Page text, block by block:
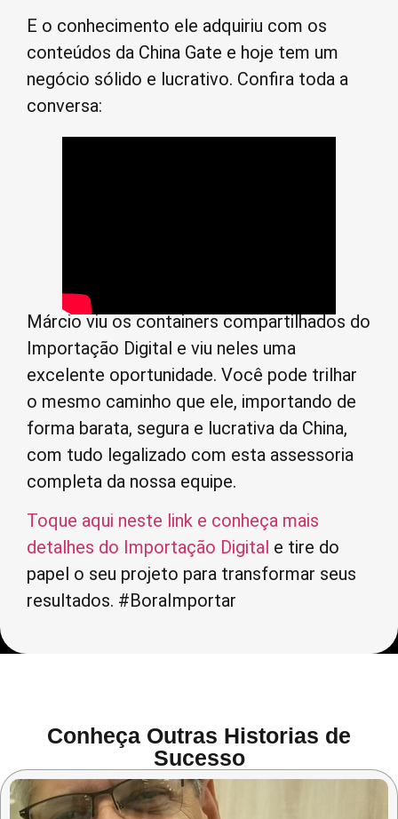
E o conhecimento ele adquiriu com os
conteúdos da China Gate e hoje tem um
negócio sólido e lucrativo. Confira toda a
conversa:
Márcio viu os containers compartilhados do
Importação Digital e viu neles uma
excelente oportunidade. Você pode trilhar
o mesmo caminho que ele, importando de
forma barata, segura e lucrativa da China,
com tudo legalizado com esta assessoria
completa da nossa equipe.
Toque aqui neste link e conheça mais
detalhes do Importação Digital e tire do
papel o seu projeto para transformar seus
resultados. #BoraImportar
Conheça Outras Historias de
Sucesso